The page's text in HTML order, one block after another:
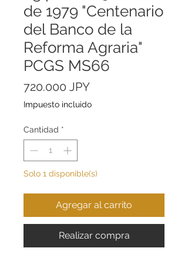
de 1979 "Centenario
del Banco de la
Reforma Agraria"
PCGS MS66
720.000 JPYPrecio
Impuesto incluido
Cantidad *
Solo 1 disponible(s)
Agregar al carrito
Realizar compra